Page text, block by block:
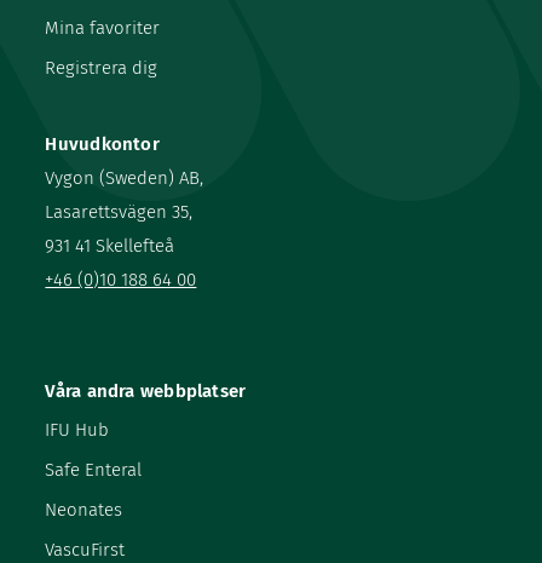
Huvudkontor
Vygon (Sweden) AB,
Lasarettsvägen 35,
931 41 Skellefteå
+46 (0)10 188 64 00
Mina favoriter
Registrera dig
Våra andra webbplatser
IFU Hub
Safe Enteral
Neonates
VascuFirst